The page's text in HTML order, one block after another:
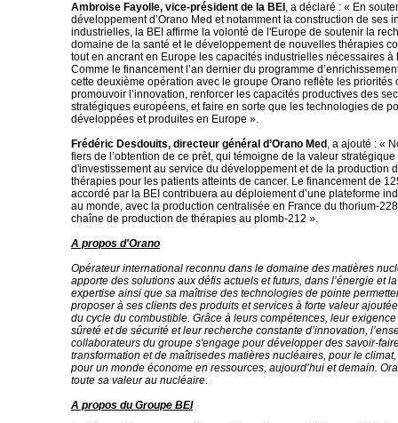
Ambroise Fayolle, vice-président de la BEI , a déclaré : « En
développement d’Orano Med et notamment la construction de ses
industrielles, la BEI affirme la volonté de l'Europe de soutenir la
domaine de la santé et le développement de nouvelles thérapies
tout en ancrant en Europe les capacités industrielles nécessaires à
Comme le financement l’an dernier du programme
cette deuxième opération avec le groupe Orano reflète les priorités
promouvoir l’innovation, renforcer les capacités productives des
stratégiques européens, et faire en sorte que les technologies de
développées et produites en Europe ».
Frédéric Desdouits, directeur général d’Orano Med , a ajouté : «
fiers de l’obtention de ce prêt, qui témoigne de la valeur
d'investissement au service du développement et de la production
thérapies pour les patients atteints de cancer. Le financement de
accordé par la BEI contribuera au déploiement d’une plateforme
au monde, avec la production centralisée en France du thorium-
chaîne de production de thérapies au plomb-212 ».
A propos d'Orano
Opérateur international reconnu dans le domaine des matières
apporte des solutions aux défis actuels et futurs, dans l’énergie et
expertise ainsi que sa maîtrise des technologies de pointe
proposer à ses clients des produits et services à forte valeur
du cycle du combustible. Grâce à leurs compétences, leur
sûreté et de sécurité et leur recherche constante d’innovation,
collaborateurs du groupe s'engage pour développer des savoir-
transformation et de maîtrisedes matières nucléaires, pour le
pour un monde économe en ressources, aujourd’hui et demain.
toute sa valeur au nucléaire.
A propos du Groupe BEI